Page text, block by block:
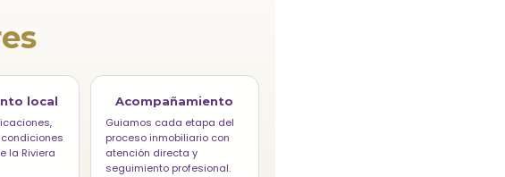
local
la Riviera
Acompañamiento
Guiamos cada etapa del
proceso inmobiliario con
atención directa y
seguimiento profesional.